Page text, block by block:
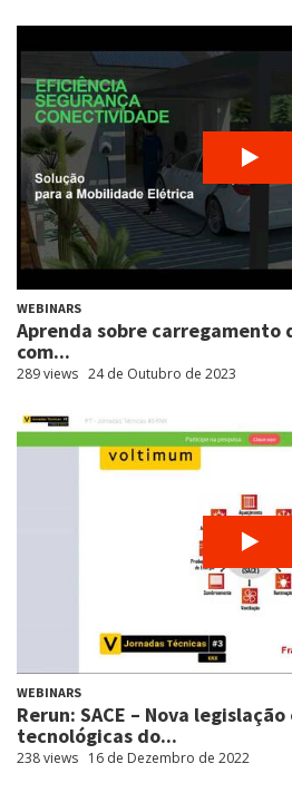
WEBINARS
Aprenda sobre carregamento
com...
289 views 24 de Outubro de 2023
WEBINARS
Rerun: SACE – Nova
tecnológicas do...
238 views 16 de Dezembro de 2022